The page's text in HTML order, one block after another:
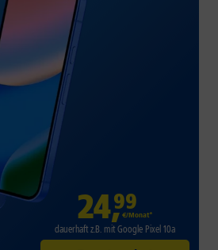
24,99
€/Monat*
dauerhaft z.B. mit Google Pixel 10a